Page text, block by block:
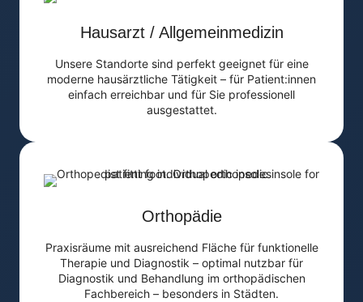
Hausarzt / Allgemeinmedizin
Unsere Standorte sind perfekt geeignet für eine
moderne hausärztliche Tätigkeit – für Patient:innen
einfach erreichbar und für Sie professionell
ausgestattet.
Orthopädie
Praxisräume mit ausreichend Fläche für funktionelle
Therapie und Diagnostik – optimal nutzbar für
Diagnostik und Behandlung im orthopädischen
Fachbereich – besonders in Städten.